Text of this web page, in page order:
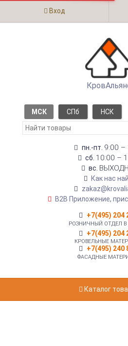
Вход
МСК СПб НСК
пн.-пт. 9:00 –
сб. 10:00 –
вс.
Как нас
B2B Приложение,
+7(495) 204
РОЗНИЧНЫЙ ОТДЕЛ В
+7(495) 204
КРОВЕЛЬНЫЕ
+7(495) 240
ФАСАДНЫЕ
Каталог